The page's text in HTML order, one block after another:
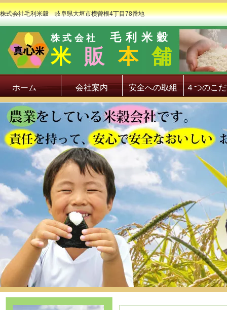
株式会社毛利米穀 岐阜県大垣市横曽根4丁目78番地
株式会社 毛利米穀
米 販 本 舗
ホーム 会社案内 安全への取組 ４つのこ